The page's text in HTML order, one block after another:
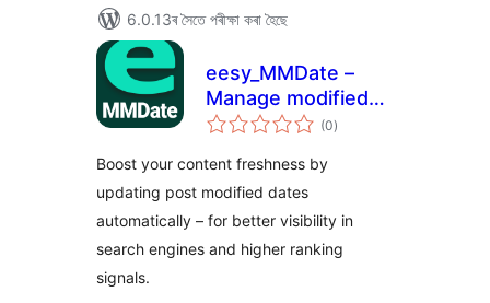
6.0.13ৰ সৈতে পৰীক্ষা কৰা হৈছে
eesy_MMDate –
Manage modified
date on website or
(0টা
মুঠ)
Boost your content freshness by
updating post modified dates
automatically – for better visibility in
search engines and higher ranking
signals.